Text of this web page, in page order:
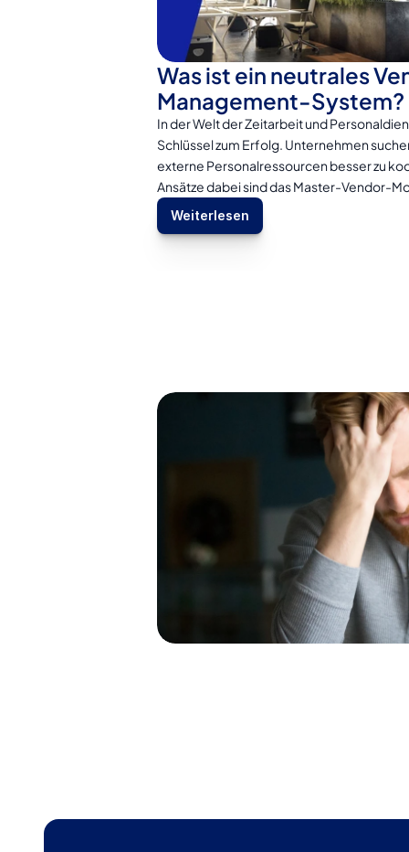
Was ist ein neutrales
Management-System?
In der Welt der Zeitarbeit und
Schlüssel zum Erfolg. Unternehmen
externe Personalressourcen besser zu
Ansätze dabei sind das Master-Vendor-
Weiterlesen